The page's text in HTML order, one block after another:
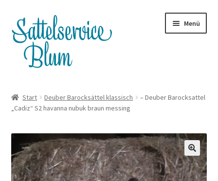
Zur
Navigation
springen
Zum
Inhalt
springen
Menü
Whatsapp
Satteltouren
Shop
öffnen
Start Deuber Barocksättel klassisch
– Deuber Barocksattel
„Cadiz“ S2 havanna nubuk braun messing